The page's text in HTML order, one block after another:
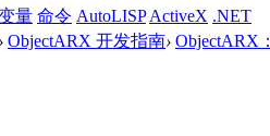
量 命令 AutoLISP ActiveX .NET
› ObjectARX 开发指南› ObjectARX